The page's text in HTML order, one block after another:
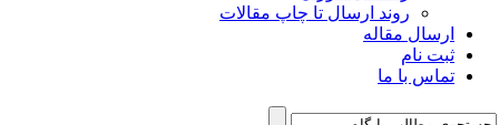
روند ارسال تا چاپ مقالات
ارسال مقاله
ثبت نام
تماس با ما